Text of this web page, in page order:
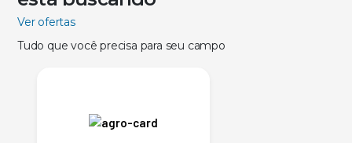
Ver ofertas
Tudo que você precisa para seu campo